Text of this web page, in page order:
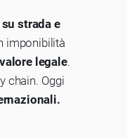
strada e
imponibilità
legale.
chain. Oggi